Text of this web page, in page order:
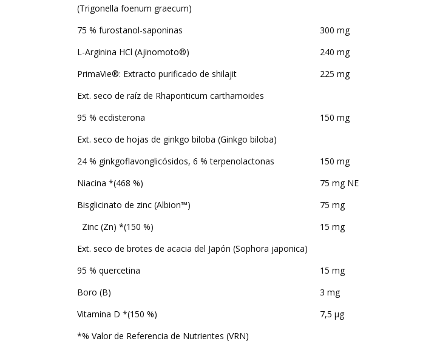
(Trigonella foenum graecum)
75 % furostanol-saponinas
300 mg
L-Arginina HCl (Ajinomoto®)
240 mg
PrimaVie®: Extracto purificado de shilajit
225 mg
Ext. seco de raíz de Rhaponticum carthamoides
95 % ecdisterona
150 mg
Ext. seco de hojas de ginkgo biloba (Ginkgo biloba)
24 % ginkgoflavonglicósidos, 6 % terpenolactonas
150 mg
Niacina *(468 %)
75 mg NE
Bisglicinato de zinc (Albion™)
75 mg
Zinc (Zn) *(150 %)
15 mg
Ext. seco de brotes de acacia del Japón (Sophora japonica)
95 % quercetina
15 mg
Boro (B)
3 mg
Vitamina D *(150 %)
7,5 µg
*% Valor de Referencia de Nutrientes (VRN)